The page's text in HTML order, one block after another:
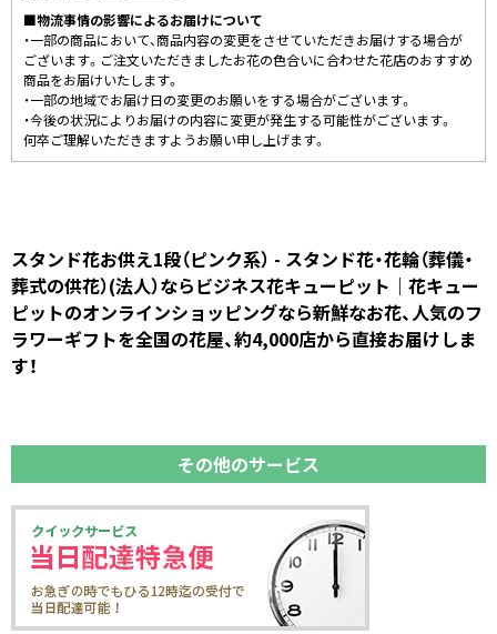
■物流事情の影響によるお届けについて
・一部の商品において、商品内容の変更をさせていただきお届けする場合が
ございます。ご注文いただきましたお花の色合いに合わせた花店のおすすめ
商品をお届けいたします。
・一部の地域でお届け日の変更のお願いをする場合がございます。
・今後の状況によりお届けの内容に変更が発生する可能性がございます。
何卒ご理解いただきますようお願い申し上げます。
スタンド花お供え1段（ピンク系） - スタンド花・花輪（葬儀・
葬式の供花）(法人）ならビジネス花キューピット｜花キュー
ピットのオンラインショッピングなら新鮮なお花、人気のフ
ラワーギフトを全国の花屋、約4,000店から直接お届けしま
す！
その他のサービス